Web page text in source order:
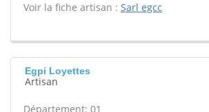
Voir la fiche artisan : Sarl egcc
Egpi Loyettes
Artisan
Département: 01